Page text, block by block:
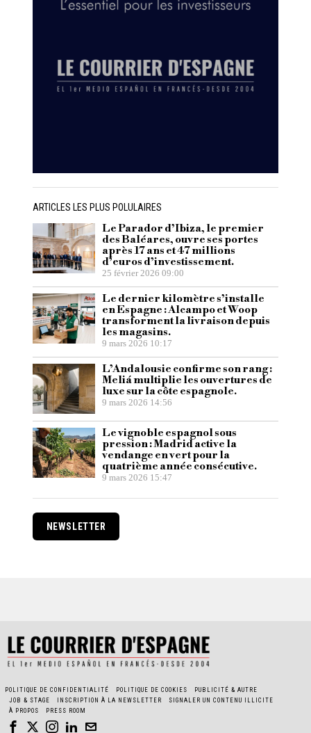
ARTICLES LES PLUS POLULAIRES
Le Parador d’Ibiza, le premier
des Baléares, ouvre ses portes
après 17 ans et 47 millions
d’euros d’investissement.
25 février 2026 09:00
Le dernier kilomètre s’installe
en Espagne : Alcampo et Woop
transforment la livraison depuis
les magasins.
9 mars 2026 10:17
L’Andalousie confirme son rang :
Meliá multiplie les ouvertures de
luxe sur la côte espagnole.
9 mars 2026 14:56
Le vignoble espagnol sous
pression : Madrid active la
vendange en vert pour la
quatrième année consécutive.
9 mars 2026 15:47
NEWSLETTER
POLITIQUE DE CONFIDENTIALITÉ POLITIQUE DE COOKIES
PUBLICITÉ & AUTRE
JOB & STAGE
INSCRIPTION À LA NEWSLETTER
SIGNALER UN CONTENU ILLICITE
À PROPOS
PRESS ROOM